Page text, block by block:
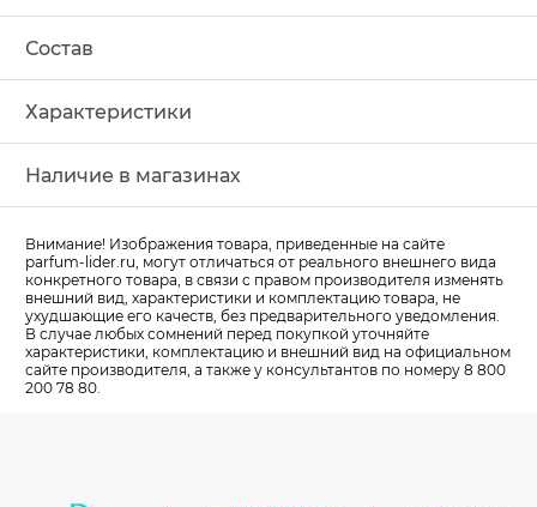
Состав
Характеристики
Наличие в магазинах
Внимание! Изображения товара, приведенные на сайте
parfum-lider.ru, могут отличаться от реального внешнего вида
конкретного товара, в связи с правом производителя изменять
внешний вид, характеристики и комплектацию товара, не
ухудшающие его качеств, без предварительного уведомления.
В случае любых сомнений перед покупкой уточняйте
характеристики, комплектацию и внешний вид на официальном
сайте производителя, а также у консультантов по номеру 8 800
200 78 80.